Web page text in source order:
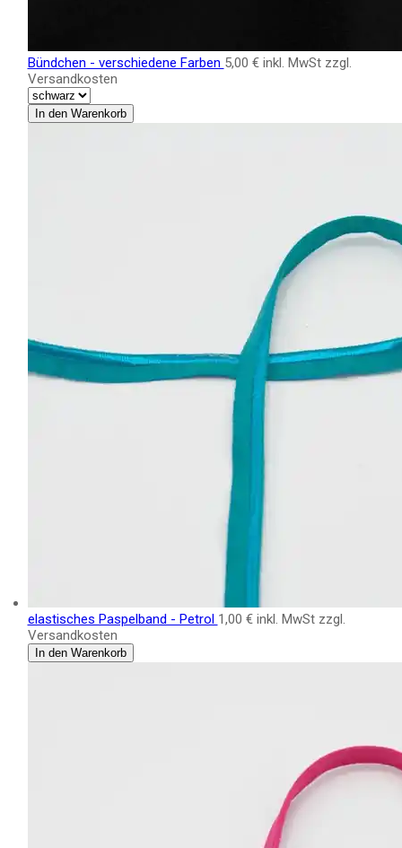
Bündchen - verschiedene Farben 5,00 € inkl. MwSt zzgl.
Versandkosten
In den Warenkorb
elastisches Paspelband - Petrol 1,00 € inkl. MwSt zzgl.
Versandkosten
In den Warenkorb